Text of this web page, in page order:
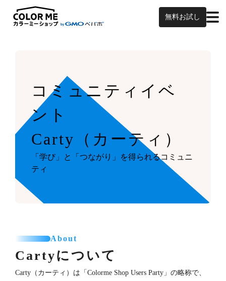
無料お試し
コミュニティイベ
ント
Carty（カーティ）
「学び」と「つながり」を得られるコミュニ
ティ
About
Cartyについて
Carty（カーティ）は「Colorme Shop Users Party」の略称で、